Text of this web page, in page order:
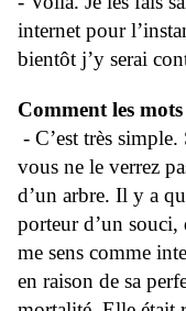
internet pour
bientôt j’y serai
Comment les
- C’est très
vous ne le verrez
d’un arbre. Il y a
porteur d’un souci,
me sens comme
en raison de sa